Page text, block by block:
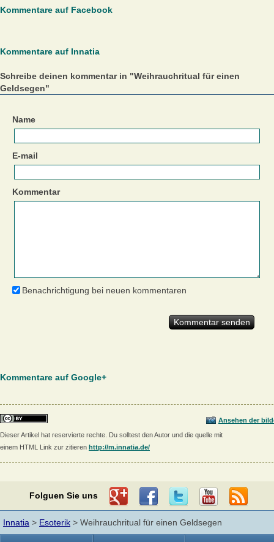
Kommentare auf Facebook
Kommentare auf Innatia
Schreibe deinen kommentar in "Weihrauchritual für einen
Geldsegen"
Name
E-mail
Kommentar
Benachrichtigung bei neuen kommentaren
Kommentare auf Google+
Ansehen der
Dieser Artikel hat reservierte rechte. Du solltest den Autor und die quelle mit
einem HTML Link zur zitieren http://m.innatia.de/
Folguen Sie uns
Innatia > Esoterik > Weihrauchritual für einen Geldsegen